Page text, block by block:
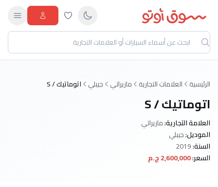
الرئيسية العلامات التجارية مازيراتي جيبلي اتوماتيك / S
اتوماتيك / S
العلامة التجارية:مازيراتي
الموديل:جيبلي
السنة:
السعر:2,600,000 ج.م